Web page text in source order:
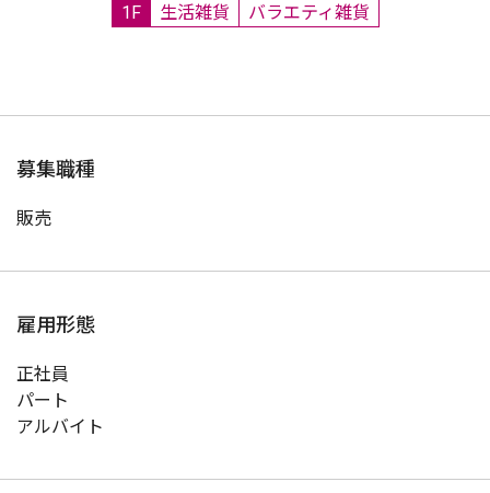
1F 生活雑貨 バラエティ雑貨
募集職種
販売
雇用形態
正社員
パート
アルバイト